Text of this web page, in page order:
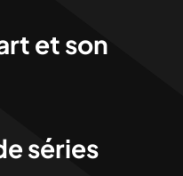
et son
séries